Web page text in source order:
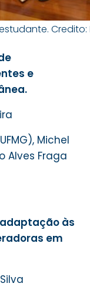
e
Michel
Alves Fraga
às
em